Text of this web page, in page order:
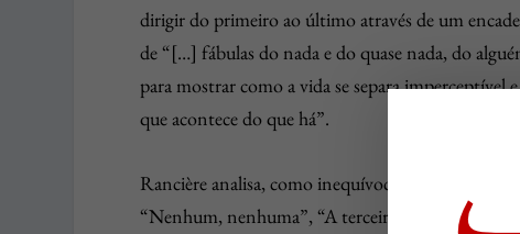
dirigir do primeiro ao último através de um
de “[…] fábulas do nada e do quase nada, do
para mostrar como a vida se separa
que acontece do que há”.
Rancière analisa, como inequívoco e
“Nenhum, nenhuma”, “A terceira margem do